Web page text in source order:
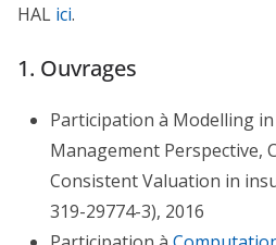
HAL ici.
1. Ouvrages
Participation à Modelling
Management Perspective,
Consistent Valuation in
319-29774-3), 2016